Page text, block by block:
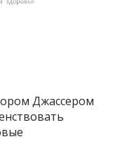
Джассером